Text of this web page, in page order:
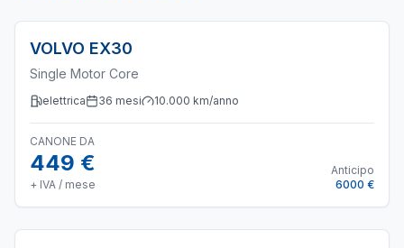
VOLVO EX30
Single Motor Core
elettrica 36 mesi 10.000 km/anno
CANONE DA
449 €
+ IVA / mese
Anticipo
6000 €